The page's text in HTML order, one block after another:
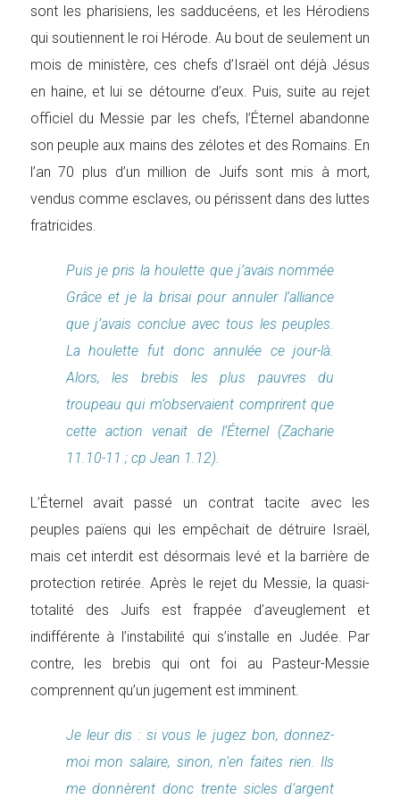
sont les pharisiens, les sadducéens, et les Hérodiens
qui soutiennent le roi Hérode. Au bout de seulement un
mois de ministère, ces chefs d’Israël ont déjà Jésus
en haine, et lui se détourne d’eux. Puis, suite au rejet
officiel du Messie par les chefs, l’Éternel abandonne
son peuple aux mains des zélotes et des Romains. En
l’an 70 plus d’un million de Juifs sont mis à mort,
vendus comme esclaves, ou périssent dans des luttes
fratricides.
Puis je pris la houlette que j’avais nommée
Grâce et je la brisai pour annuler l’alliance
que j’avais conclue avec tous les peuples.
La houlette fut donc annulée ce jour-là.
Alors, les brebis les plus pauvres du
troupeau qui m’observaient comprirent que
cette action venait de l’Éternel (Zacharie
11.10-11 ; cp Jean 1.12).
L’Éternel avait passé un contrat tacite avec les
peuples païens qui les empêchait de détruire Israël,
mais cet interdit est désormais levé et la barrière de
protection retirée. Après le rejet du Messie, la quasi-
totalité des Juifs est frappée d’aveuglement et
indifférente à l’instabilité qui s’installe en Judée. Par
contre, les brebis qui ont foi au Pasteur-Messie
comprennent qu’un jugement est imminent.
Je leur dis : si vous le jugez bon, donnez-
moi mon salaire, sinon, n’en faites rien. Ils
me donnèrent donc trente sicles d’argent